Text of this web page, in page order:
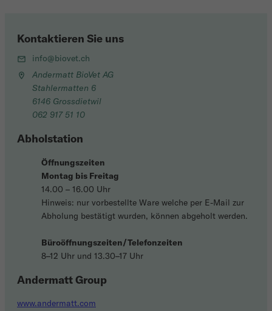
Kontaktieren Sie uns
info@biovet.ch
Andermatt BioVet AG
Stahlermatten 6
6146 Grossdietwil
062 917 51 10
Abholstation
Öffnungszeiten
Montag bis Freitag
14.00 – 16.00 Uhr
Hinweis: nur vorbestellte Ware welche per E-Mail zur
Abholung bestätigt wurden, können abgeholt werden.
Büroöffnungszeiten/Telefonzeiten
8–12 Uhr und 13.30–17 Uhr
Andermatt Group
www.andermatt.com